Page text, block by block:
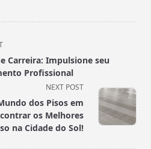
Carreira: Impulsione seu
Profissional
NEXT POST
dos Pisos em
os Melhores
na Cidade do Sol!